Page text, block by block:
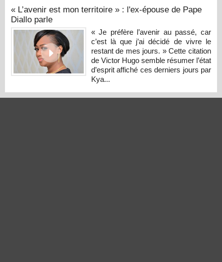
« L’avenir est mon territoire » : l'ex-épouse de Pape
Diallo parle
« Je préfère l’avenir au passé, car
c’est là que j’ai décidé de vivre le
restant de mes jours. » Cette citation
de Victor Hugo semble résumer l’état
d’esprit affiché ces derniers jours par
Kya...